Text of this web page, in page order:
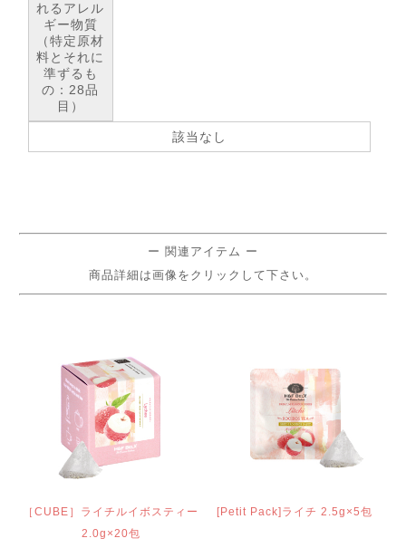
れるアレル
ギー物質
（特定原材
料とそれに
準ずるも
の：28品
目）
該当なし
ー 関連アイテム ー
商品詳細は画像をクリックして下さい。
［CUBE］ライチルイボスティー
2.0g×20包
[Petit Pack]ライチ 2.5g×5包